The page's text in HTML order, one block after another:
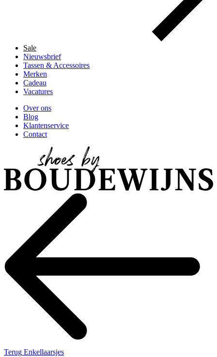
Sale
Nieuwsbrief
Tassen & Accessoires
Merken
Cadeau
Vacatures
Over ons
Blog
Klantenservice
Contact
Terug Enkellaarsjes